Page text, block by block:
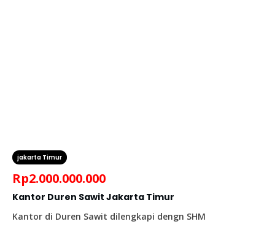
jakarta Timur
Rp2.000.000.000
Kantor Duren Sawit Jakarta Timur
Kantor di Duren Sawit dilengkapi dengn SHM